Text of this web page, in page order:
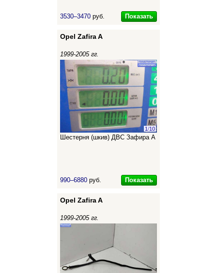
3530–3470 руб. Показать
Opel Zafira A
1999-2005 гг.
1/10
Шестерня (шкив) ДВС Зафира А
990–6880 руб. Показать
Opel Zafira A
1999-2005 гг.